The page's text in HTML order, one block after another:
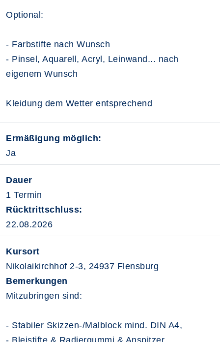
Optional:
- Farbstifte nach Wunsch
- Pinsel, Aquarell, Acryl, Leinwand... nach
eigenem Wunsch
Kleidung dem Wetter entsprechend
Ermäßigung möglich:
Ja
Dauer
1 Termin
Rücktrittschluss:
22.08.2026
Kursort
Nikolaikirchhof 2-3, 24937 Flensburg
Bemerkungen
Mitzubringen sind:
- Stabiler Skizzen-/Malblock mind. DIN A4,
- Bleistifte & Radiergummi & Anspitzer